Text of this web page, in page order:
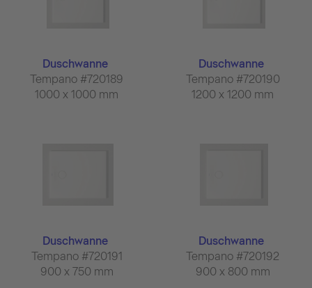
Duschwanne
Tempano #720189
1000 x 1000 mm
Duschwanne
Tempano #720190
1200 x 1200 mm
Duschwanne
Tempano #720191
900 x 750 mm
Duschwanne
Tempano #720192
900 x 800 mm